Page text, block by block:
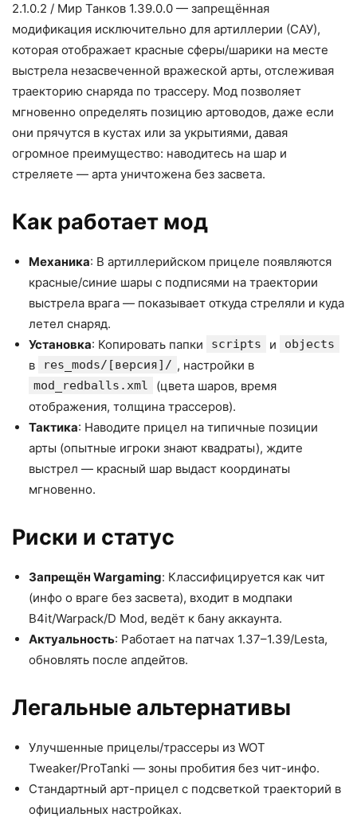
2.1.0.2 / Мир Танков 1.39.0.0 — запрещённая
модификация исключительно для артиллерии (САУ),
которая отображает красные сферы/шарики на месте
выстрела незасвеченной вражеской арты, отслеживая
траекторию снаряда по трассеру. Мод позволяет
мгновенно определять позицию артоводов, даже если
они прячутся в кустах или за укрытиями, давая
огромное преимущество: наводитесь на шар и
стреляете — арта уничтожена без засвета.​
Как работает мод
Механика: В артиллерийском прицеле появляются
красные/синие шары с подписями на траектории
выстрела врага — показывает откуда стреляли и куда
летел снаряд.​
Установка: Копировать папки scripts и objects
в res_mods/[версия]/ , настройки в
mod_redballs.xml
(цвета шаров, время
отображения, толщина трассеров).​
Тактика: Наводите прицел на типичные позиции
арты (опытные игроки знают квадраты), ждите
выстрел — красный шар выдаст координаты
мгновенно.​
Риски и статус
Запрещён Wargaming: Классифицируется как чит
(инфо о враге без засвета), входит в модпаки
B4it/Warpack/D Mod, ведёт к бану аккаунта.​
Актуальность: Работает на патчах 1.37–1.39/Lesta,
обновлять после апдейтов.​
Легальные альтернативы
Улучшенные прицелы/трассеры из WOT
Tweaker/ProTanki — зоны пробития без чит-инфо.​
Стандартный арт-прицел с подсветкой траекторий в
официальных настройках.​